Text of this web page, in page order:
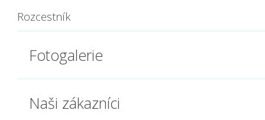
Rozcestník
Fotogalerie
Naši zákazníci